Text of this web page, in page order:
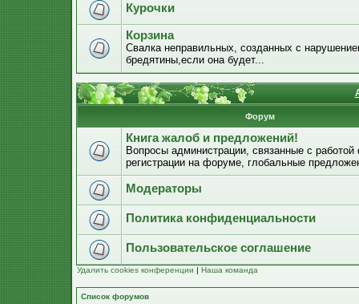
Курочки
Корзина
Свалка неправильных, созданных с
бредятины,если она будет...
Форум
Книга жалоб и предложений!
Вопросы администрации, связанные с
регистрации на форуме, глобальные
Модераторы
Политика конфиденциальности
Пользовательское соглашение
Удалить cookies конференции | Наша команда
Список форумов